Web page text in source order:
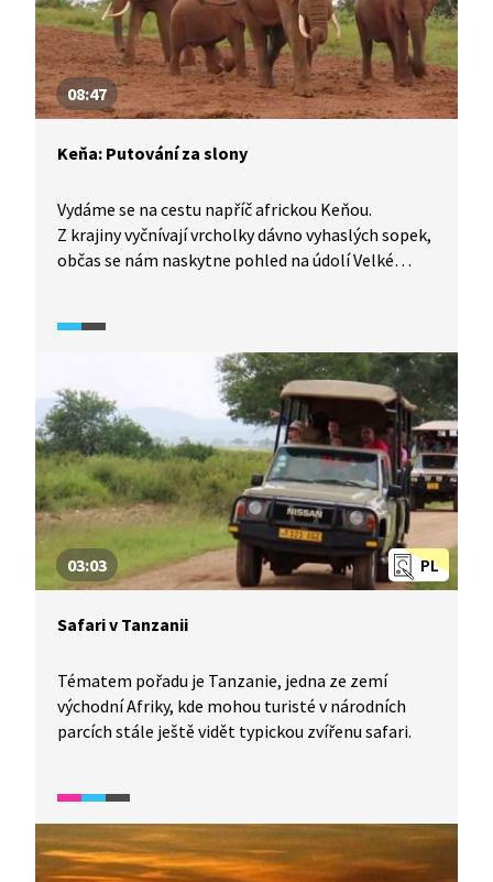
08:47
Keňa: Putování za slony
Vydáme se na cestu napříč africkou Keňou.
Z krajiny vyčnívají vrcholky dávno vyhaslých sopek,
občas se nám naskytne pohled na údolí Velké
Masaje pasoucí dobytek nebo velbloudy. Svůj
domov mají téměř v celé Keni a také na severu
Tanzanie. Navštívíme hlavní město Nairobi, které
patří k největším v Africe. A nakonec se podíváme
za divokými slony do národního parku Aberdare.
PL
03:03
Safari v Tanzanii
Tématem pořadu je Tanzanie, jedna ze zemí
východní Afriky, kde mohou turisté v národních
parcích stále ještě vidět typickou zvířenu safari.